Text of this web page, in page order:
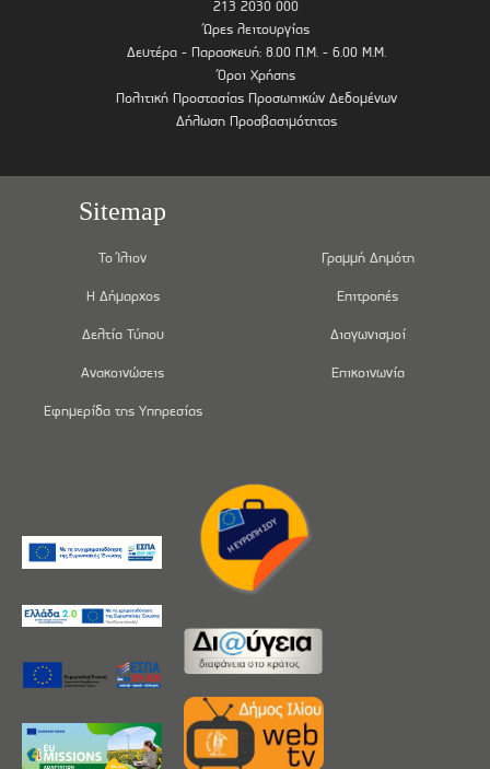
213 2030 000
Ώρες λειτουργίας
Δευτέρα - Παρασκευή: 8.00 Π.Μ. - 6.00 Μ.Μ.
Όροι Χρήσης
Πολιτική Προστασίας Προσωπικών Δεδομένων
Δήλωση Προσβασιμότητας
Sitemap
Το Ίλιον
Η Δήμαρχος
Δελτία Τύπου
Ανακοινώσεις
Εφημερίδα της Υπηρεσίας
Γραμμή Δημότη
Επιτροπές
Διαγωνισμοί
Επικοινωνία